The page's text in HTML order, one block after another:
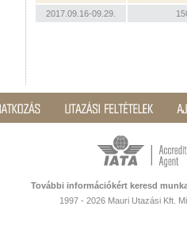
2017.09.16-09.29.
További információkért keresd
1997 - 2026 Mauri Utazási Kft.